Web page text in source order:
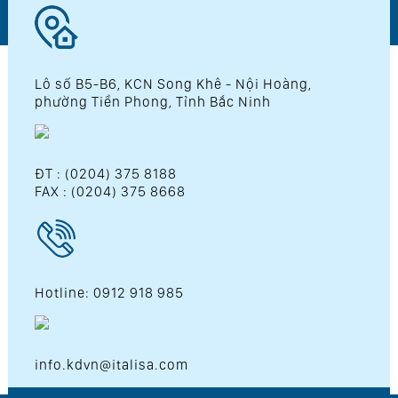
Lô số B5-B6, KCN Song Khê - Nội Hoàng,
phường Tiền Phong, Tỉnh Bắc Ninh
ĐT : (0204) 375 8188
FAX : (0204) 375 8668
Hotline: 0912 918 985
info.kdvn@italisa.com